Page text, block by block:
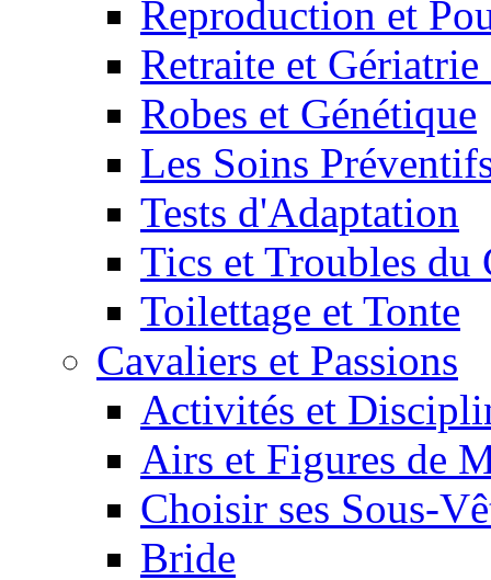
Reproduction et
Retraite et
Robes et Génétique
Les Soins
Tests d'Adaptation
Tics et Troubles du
Toilettage et Tonte
Cavaliers et Passions
Activités et
Airs et Figures de
Choisir ses Sous-
Bride